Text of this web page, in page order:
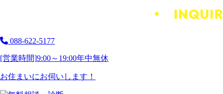
088-622-5177
[営業時間]9:00～19:00年中無休
お住まいにお伺いします！